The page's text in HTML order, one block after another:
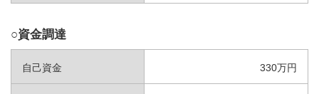
○資金調達
自己資金 330万円